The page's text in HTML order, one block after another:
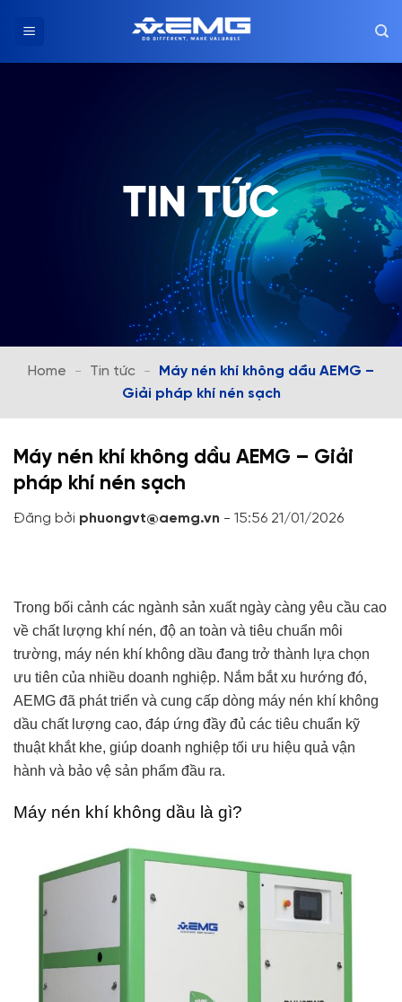
đến
TIN TỨC
Home - Tin tức -
Máy nén khí không dầu AEMG –
Giải pháp khí nén sạch
Máy nén khí không dầu AEMG – Giải
pháp khí nén sạch
Đăng bởi phuongvt@aemg.vn - 15:56 21/01/2026
Trong bối cảnh các ngành sản xuất ngày càng yêu cầu cao
về chất lượng khí nén, độ an toàn và tiêu chuẩn môi
trường, máy nén khí không dầu đang trở thành lựa chọn
ưu tiên của nhiều doanh nghiệp. Nắm bắt xu hướng đó,
AEMG đã phát triển và cung cấp dòng máy nén khí không
dầu chất lượng cao, đáp ứng đầy đủ các tiêu chuẩn kỹ
thuật khắt khe, giúp doanh nghiệp tối ưu hiệu quả vận
hành và bảo vệ sản phẩm đầu ra.
Máy nén khí không dầu là gì?